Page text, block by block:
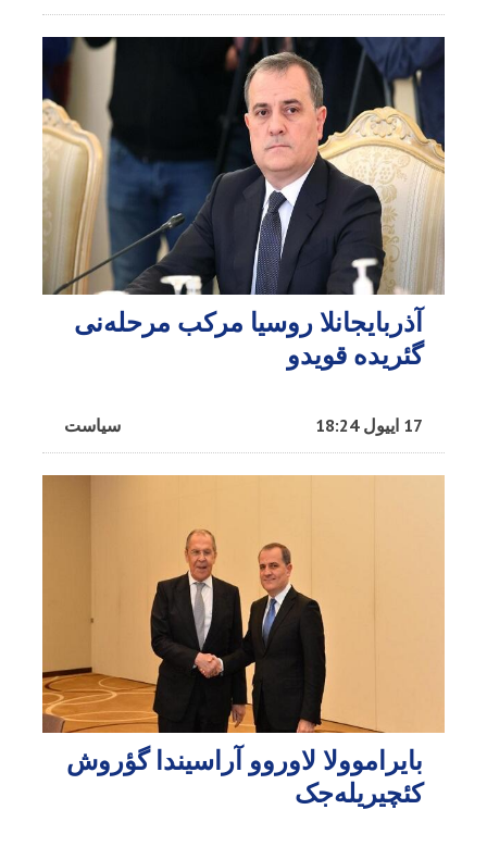
آذربایجانلا روسیا مرکب مرحله‌نی
گئریده قویدو
سیاست 17 اییول 18:24
بایراموولا لاوروو آراسیندا گؤروش
کئچیریله‌جک